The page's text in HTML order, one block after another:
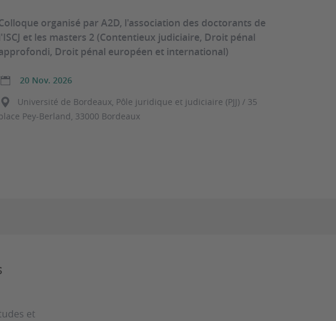
organisé par A2D, l'association des doctorants de
et les masters 2 (Contentieux judiciaire, Droit pénal
Droit pénal européen et international)
20 Nov. 2026
Université de Bordeaux, Pôle juridique et judiciaire (PJJ) / 35
Pey-Berland, 33000 Bordeaux
et